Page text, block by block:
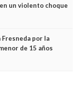
un violento choque
Fresneda por la
de 15 años